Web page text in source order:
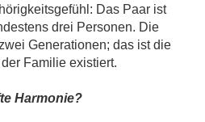
Das Paar ist
drei Personen. Die
Generationen; das ist die
Familie existiert.
Harmonie?